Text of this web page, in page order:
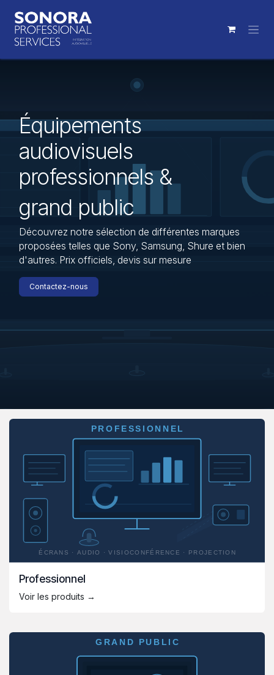
Équipements
audiovisuels
professionnels &
grand public
Découvrez notre sélection de différentes marques
proposées telles que Sony, Samsung, Shure et bien
d'autres. Prix officiels, devis sur mesure
Contactez-nous
Professionnel
Voir les produits →